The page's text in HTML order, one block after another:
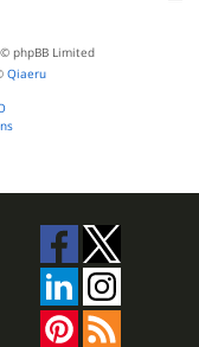
phpBB Limited
Qiaeru